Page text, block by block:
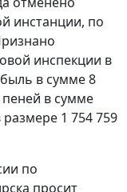
инстанции, по
инспекции в
в сумме 8
в сумме
1 754 759
по
просит